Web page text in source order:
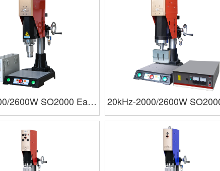
2600W SO2000 Easy
峰超声波焊接机
20kHz-2000/2600W
模拟 声峰超声波焊接